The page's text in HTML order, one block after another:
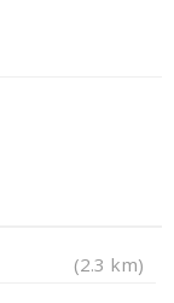
(2.3 km)